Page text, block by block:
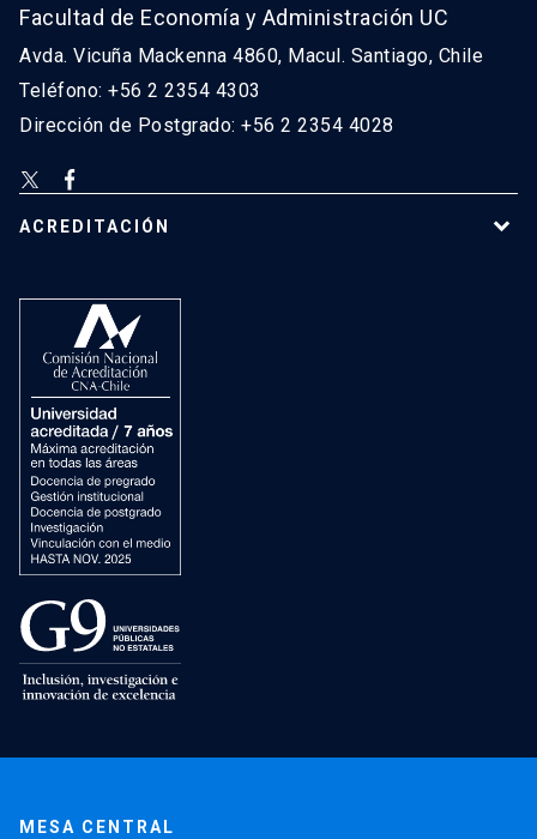
Facultad de Economía y Administración UC
Avda. Vicuña Mackenna 4860, Macul. Santiago, Chile
Teléfono: +56 2 2354 4303
Dirección de Postgrado: +56 2 2354 4028
ACREDITACIÓN
MESA CENTRAL